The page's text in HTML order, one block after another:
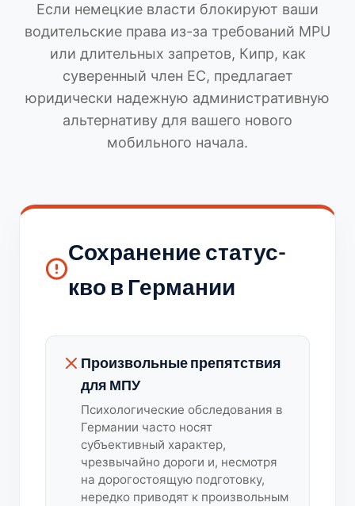
Если немецкие власти блокируют ваши
водительские права из-за требований MPU
или длительных запретов, Кипр, как
суверенный член ЕС, предлагает
юридически надежную административную
альтернативу для вашего нового
мобильного начала.
Сохранение статус-
кво в Германии
Произвольные препятствия
для МПУ
Психологические обследования в
Германии часто носят
субъективный характер,
чрезвычайно дороги и, несмотря
на дорогостоящую подготовку,
нередко приводят к произвольным